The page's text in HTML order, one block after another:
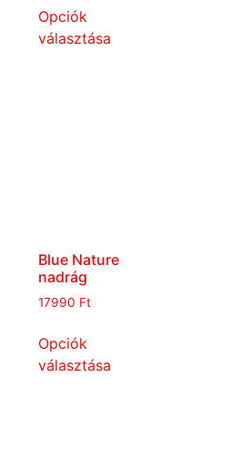
Opciók
választása
Blue Nature
nadrág
17990 Ft
Opciók
választása